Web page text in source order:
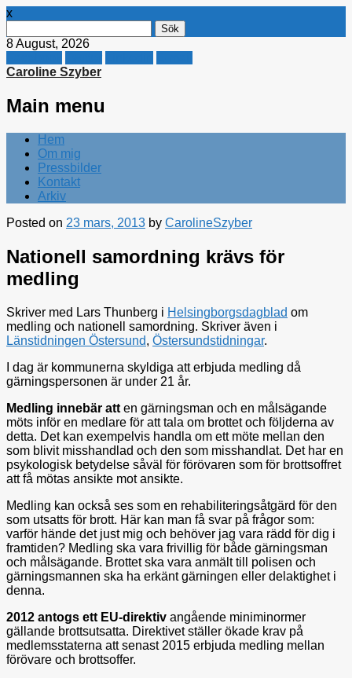
x
efter:
8 August, 2026
Caroline Szyber
Main menu
Skip
content
Hem
Om mig
Pressbilder
Kontakt
Arkiv
Posted on 23 mars, 2013 by CarolineSzyber
Nationell samordning krävs för
medling
Skriver med Lars Thunberg i Helsingborgsdagblad om
medling och nationell samordning. Skriver även i
Länstidningen Östersund, Östersundstidningar.
I dag är kommunerna skyldiga att erbjuda medling då
gärningspersonen är under 21 år.
Medling innebär att en gärningsman och en målsägande
möts inför en medlare för att tala om brottet och följderna av
detta. Det kan exempelvis handla om ett möte mellan den
som blivit misshandlad och den som misshandlat. Det har en
psykologisk betydelse såväl för förövaren som för brottsoffret
att få mötas ansikte mot ansikte.
Medling kan också ses som en rehabiliteringsåtgärd för den
som utsatts för brott. Här kan man få svar på frågor som:
varför hände det just mig och behöver jag vara rädd för dig i
framtiden? Medling ska vara frivillig för både gärningsman
och målsägande. Brottet ska vara anmält till polisen och
gärningsmannen ska ha erkänt gärningen eller delaktighet i
denna.
2012 antogs ett EU-direktiv angående miniminormer
gällande brottsutsatta. Direktivet ställer ökade krav på
medlemsstaterna att senast 2015 erbjuda medling mellan
förövare och brottsoffer.